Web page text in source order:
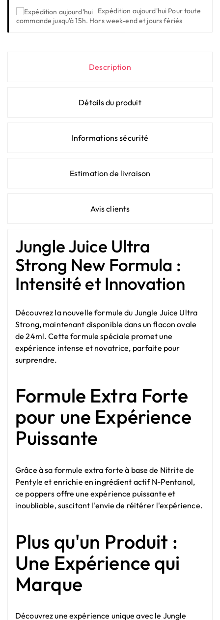
Expédition aujourd'hui Pour toute
commande jusqu'à 15h. Hors week-end et jours fériés
Description
Détails du produit
Informations sécurité
Estimation de livraison
Avis clients
Jungle Juice Ultra
Strong New Formula :
Intensité et Innovation
Découvrez la nouvelle formule du Jungle Juice Ultra
Strong, maintenant disponible dans un flacon ovale
de 24ml. Cette formule spéciale promet une
expérience intense et novatrice, parfaite pour
surprendre.
Formule Extra Forte
pour une Expérience
Puissante
Grâce à sa formule extra forte à base de Nitrite de
Pentyle et enrichie en ingrédient actif N-Pentanol,
ce poppers offre une expérience puissante et
inoubliable, suscitant l'envie de réitérer l'expérience.
Plus qu'un Produit :
Une Expérience qui
Marque
Découvrez une expérience unique avec le Jungle